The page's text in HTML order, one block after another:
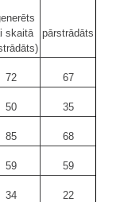
skaitā
pārstrādāts
72 67
50 35
85 68
59 59
34
22